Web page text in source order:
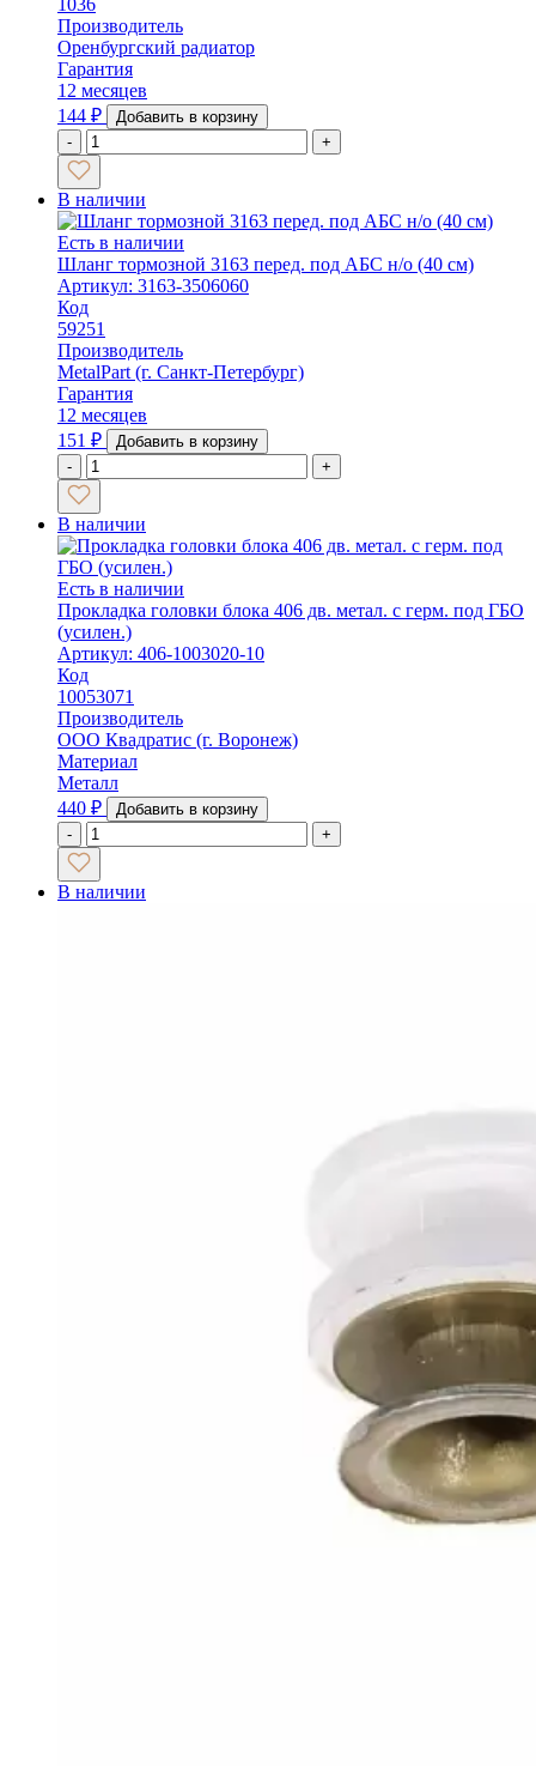
Производитель
Оренбургский радиатор
Гарантия
12 месяцев
144 ₽
Добавить в корзину
-
+
В наличии
Есть в наличии
Шланг тормозной 3163 перед. под АБС н/о (40 см)
Артикул: 3163-3506060
Код
59251
Производитель
MetalPart (г. Санкт-Петербург)
Гарантия
12 месяцев
151 ₽
Добавить в корзину
-
+
В наличии
Есть в наличии
Прокладка головки блока 406 дв. метал. с герм. под ГБО
(усилен.)
Артикул: 406-1003020-10
Код
10053071
Производитель
ООО Квадратис (г. Воронеж)
Материал
Металл
440 ₽
Добавить в корзину
-
+
В наличии